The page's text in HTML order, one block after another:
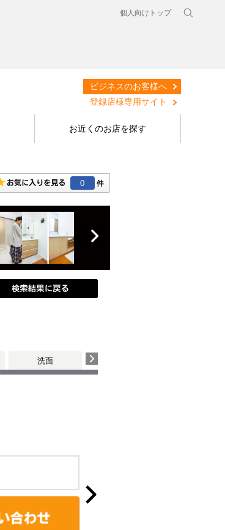
個人向けトップ
ビジネスのお客様へ
登録店様専用サイト
お近くのお店を探す
0
洗面